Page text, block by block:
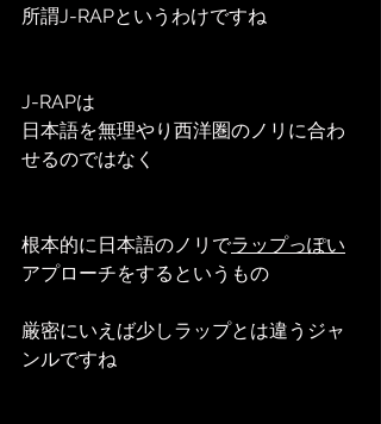
所謂J-RAPというわけですね
J-RAPは
日本語を無理やり西洋圏のノリに合わ
せるのではなく
根本的に日本語のノリでラップっぽい
アプローチをするというもの
厳密にいえば少しラップとは違うジャ
ンルですね